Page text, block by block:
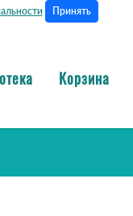
Принять
Корзина